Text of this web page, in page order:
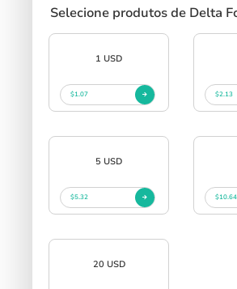
Selecione produtos de Delta
1 USD
$1.07 $2.13
5 USD
$5.32 $10.64
20 USD